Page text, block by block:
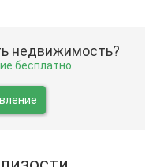
недвижимость?
бесплатно